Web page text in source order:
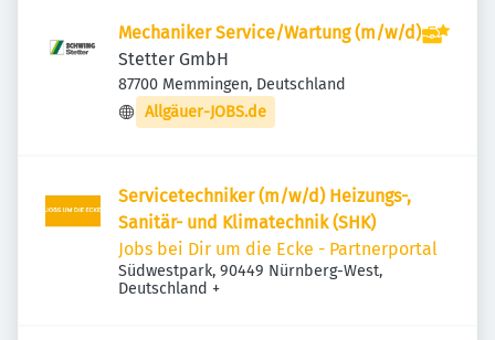
Mechaniker Service/Wartung (m/w/d)
Stetter GmbH
87700 Memmingen, Deutschland
Allgäuer-JOBS.de
Servicetechniker (m/w/d) Heizungs-,
Sanitär- und Klimatechnik (SHK)
Jobs bei Dir um die Ecke - Partnerportal
Südwestpark, 90449 Nürnberg-West,
Deutschland +